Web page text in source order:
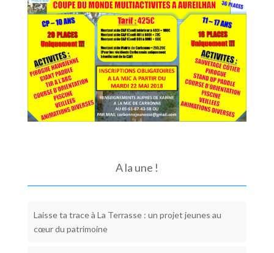
A la une !
Laisse ta trace à La Terrasse : un projet jeunes au
cœur du patrimoine